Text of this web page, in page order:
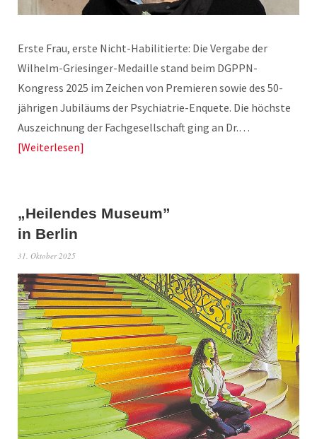
Erste Frau, erste Nicht-Habilitierte: Die Vergabe der
Wilhelm-Griesinger-Medaille stand beim DGPPN-
Kongress 2025 im Zeichen von Premieren sowie des 50-
jährigen Jubiläums der Psychiatrie-Enquete. Die höchste
Auszeichnung der Fachgesellschaft ging an Dr.…
Weiterlesen
„Heilendes Museum”
in Berlin
31. Oktober 2025